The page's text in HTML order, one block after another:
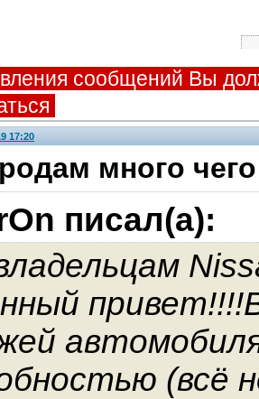
сообщений Вы
17:20
много чего
писал(а):
(всё
V.I.P.